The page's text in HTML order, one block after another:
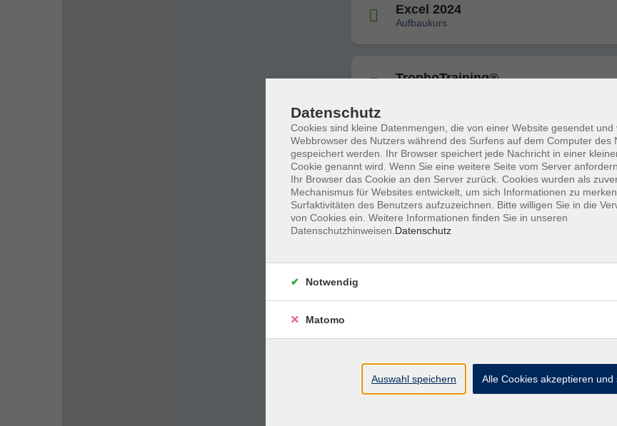
Excel 2024
Aufbaukurs
TrophoTraining®
Glücklich mit Ayurveda
Tagesseminar mit Dosha-Bestimmung
Raqs Scharqi - Klassischer
Intensiv Workshop ohne Vorkenntnisse
Alltag
Datenschutz
Cookies sind kleine Datenmengen, die von einer Website gesendet und
Webbrowser des Nutzers während des Surfens auf dem Computer des
gespeichert werden. Ihr Browser speichert jede Nachricht in einer
Cookie genannt wird. Wenn Sie eine weitere Seite vom Server
Ihr Browser das Cookie an den Server zurück. Cookies wurden als
Mechanismus für Websites entwickelt, um sich Informationen zu
Surfaktivitäten des Benutzers aufzuzeichnen. Bitte willigen Sie in die
von Cookies ein. Weitere Informationen finden Sie in unseren
Datenschutzhinweisen. Datenschutz
Notwendig
Matomo
Auswahl speichern Alle Cookies akzeptieren und